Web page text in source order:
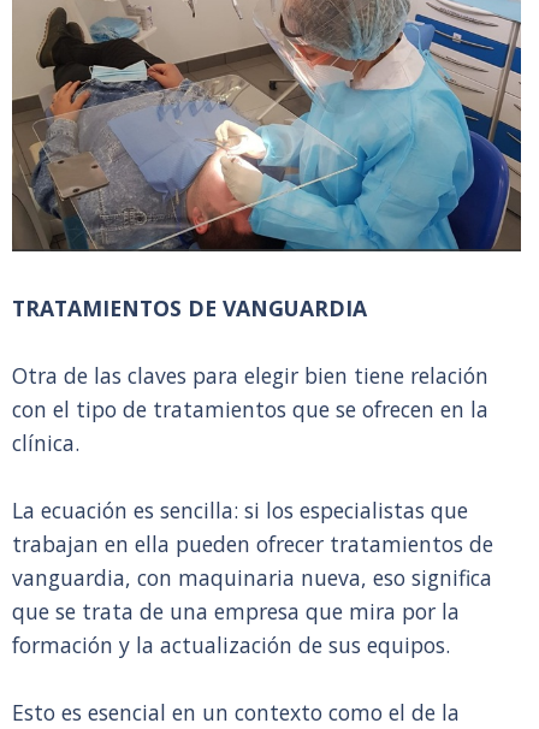
TRATAMIENTOS DE VANGUARDIA
Otra de las claves para elegir bien tiene relación
con el tipo de tratamientos que se ofrecen en la
clínica.
La ecuación es sencilla: si los especialistas que
trabajan en ella pueden ofrecer tratamientos de
vanguardia, con maquinaria nueva, eso significa
que se trata de una empresa que mira por la
formación y la actualización de sus equipos.
Esto es esencial en un contexto como el de la